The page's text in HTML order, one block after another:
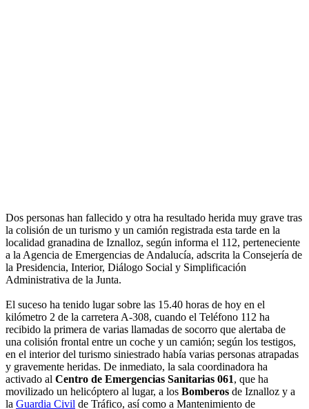
Dos personas han fallecido y otra ha resultado herida muy grave tras
la colisión de un turismo y un camión registrada esta tarde en la
localidad granadina de Iznalloz, según informa el 112, perteneciente
a la Agencia de Emergencias de Andalucía, adscrita la Consejería de
la Presidencia, Interior, Diálogo Social y Simplificación
Administrativa de la Junta.
El suceso ha tenido lugar sobre las 15.40 horas de hoy en el
kilómetro 2 de la carretera A-308, cuando el Teléfono 112 ha
recibido la primera de varias llamadas de socorro que alertaba de
una colisión frontal entre un coche y un camión; según los testigos,
en el interior del turismo siniestrado había varias personas atrapadas
y gravemente heridas. De inmediato, la sala coordinadora ha
activado al Centro de Emergencias Sanitarias 061, que ha
movilizado un helicóptero al lugar, a los Bomberos de Iznalloz y a
la Guardia Civil de Tráfico, así como a Mantenimiento de